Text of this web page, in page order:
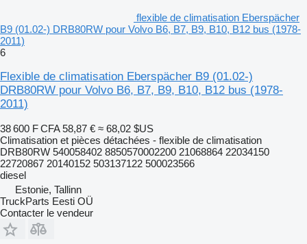
flexible de climatisation Eberspächer
B9 (01.02-) DRB80RW pour Volvo B6, B7, B9, B10, B12 bus (1978-
2011)
6
Flexible de climatisation Eberspächer B9 (01.02-)
DRB80RW pour Volvo B6, B7, B9, B10, B12 bus (1978-
2011)
38 600 F CFA 58,87 € ≈ 68,02 $US
Climatisation et pièces détachées - flexible de climatisation
DRB80RW 540058402 8850570002200 21068864 22034150
22720867 20140152 503137122 500023566
diesel
Estonie, Tallinn
TruckParts Eesti OÜ
Contacter le vendeur